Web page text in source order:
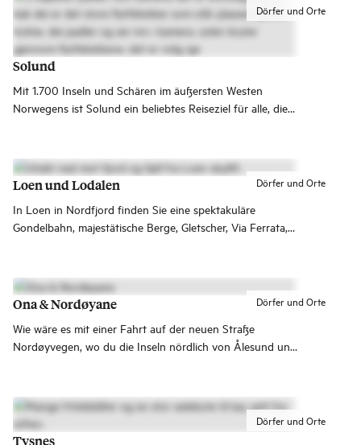
Dörfer und Orte
Solund
Mit 1.700 Inseln und Schären im äußersten Westen
Norwegens ist Solund ein beliebtes Reiseziel für alle, die
Dörfer und Orte
Loen und Lodalen
In Loen in Nordfjord finden Sie eine spektakuläre
Gondelbahn, majestätische Berge, Gletscher, Via Ferrata,
ein Reiseziel, das es schwer macht, nicht zurückzukehren.
Dörfer und Orte
Ona & Nordøyane
Wie wäre es mit einer Fahrt auf der neuen Straße
Nordøyvegen, wo du die Inseln nördlich von Ålesund und
Fischerinsel Ona.
Dörfer und Orte
Tysnes